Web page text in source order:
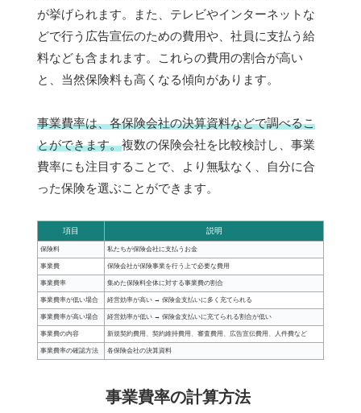
が挙げられます。また、テレビやインターネットな
どで行う広告宣伝のための費用や、社員に支払う給
料なども含まれます。これらの費用の割合が高い
と、当然保険料も高くなる傾向があります。
事業費率は、各保険会社の決算資料などで調べるこ
とができます。複数の保険会社を比較検討し、事業
費率にも注目することで、より無駄なく、自分に合
った保険を選ぶことができます。
項目 説明
保険料 私たちが保険会社に支払うお金
事業費 保険会社が保険事業を行う上で必要な費用
事業費率 集めた保険料全体に対する事業費の割合
事業費率が低い場合 経営効率が高い → 保険金支払いに多く充てられる
事業費率が高い場合 経営効率が低い → 保険金支払いに充てられる割合が低い
事業費の内容 新規契約費用、契約維持費用、審査費用、広告宣伝費用、人件費など
事業費率の確認方法 各保険会社の決算資料
事業費率の計算方法